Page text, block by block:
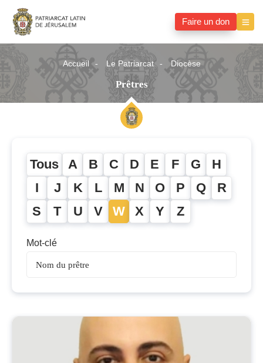
Faire un don
Accueil Le Patriarcat Diocèse
Prêtres
Tous A B C D E F G H
I J K L M N O P Q R
S T U V W X Y Z
Mot-clé